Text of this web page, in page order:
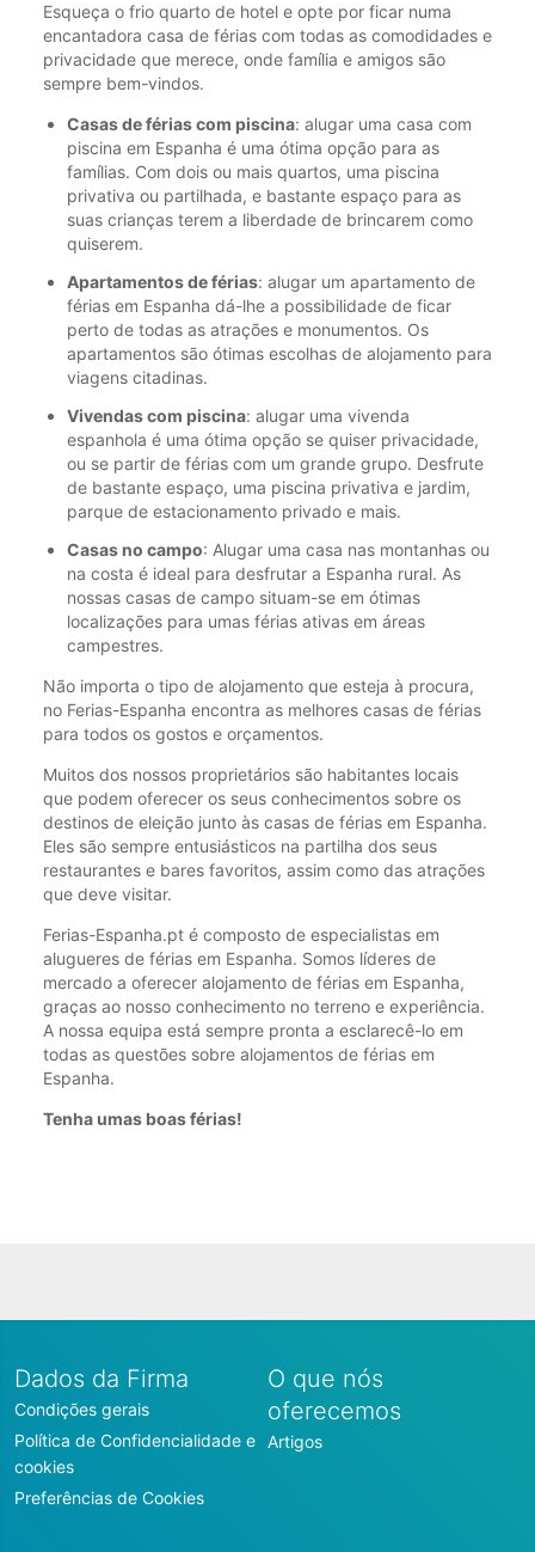
Esqueça o frio quarto de hotel e opte por ficar numa
encantadora casa de férias com todas as comodidades e
privacidade que merece, onde família e amigos são
sempre bem-vindos.
Casas de férias com piscina: alugar uma casa com
piscina em Espanha é uma ótima opção para as
famílias. Com dois ou mais quartos, uma piscina
privativa ou partilhada, e bastante espaço para as
suas crianças terem a liberdade de brincarem como
quiserem.
Apartamentos de férias: alugar um apartamento de
férias em Espanha dá-lhe a possibilidade de ficar
perto de todas as atrações e monumentos. Os
apartamentos são ótimas escolhas de alojamento para
viagens citadinas.
Vivendas com piscina: alugar uma vivenda
espanhola é uma ótima opção se quiser privacidade,
ou se partir de férias com um grande grupo. Desfrute
de bastante espaço, uma piscina privativa e jardim,
parque de estacionamento privado e mais.
Casas no campo: Alugar uma casa nas montanhas ou
na costa é ideal para desfrutar a Espanha rural. As
nossas casas de campo situam-se em ótimas
localizações para umas férias ativas em áreas
campestres.
Não importa o tipo de alojamento que esteja à procura,
no Ferias-Espanha encontra as melhores casas de férias
para todos os gostos e orçamentos.
Muitos dos nossos proprietários são habitantes locais
que podem oferecer os seus conhecimentos sobre os
destinos de eleição junto às casas de férias em Espanha.
Eles são sempre entusiásticos na partilha dos seus
restaurantes e bares favoritos, assim como das atrações
que deve visitar.
Ferias-Espanha.pt é composto de especialistas em
alugueres de férias em Espanha. Somos líderes de
mercado a oferecer alojamento de férias em Espanha,
graças ao nosso conhecimento no terreno e experiência.
A nossa equipa está sempre pronta a esclarecê-lo em
todas as questões sobre alojamentos de férias em
Espanha.
Tenha umas boas férias!
Dados da Firma
Condições gerais
Política de Confidencialidade e
cookies
Preferências de Cookies
O que nós
oferecemos
Artigos